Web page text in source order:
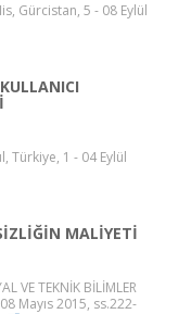
Gürcistan, 5 - 08 Eylül
Türkiye, 1 - 04 Eylül
MALİYETİ
VE TEKNİK BİLİMLER
Mayıs 2015, ss.222-